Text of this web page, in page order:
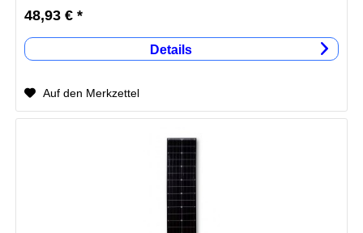
48,93 € *
Details
Auf den Merkzettel